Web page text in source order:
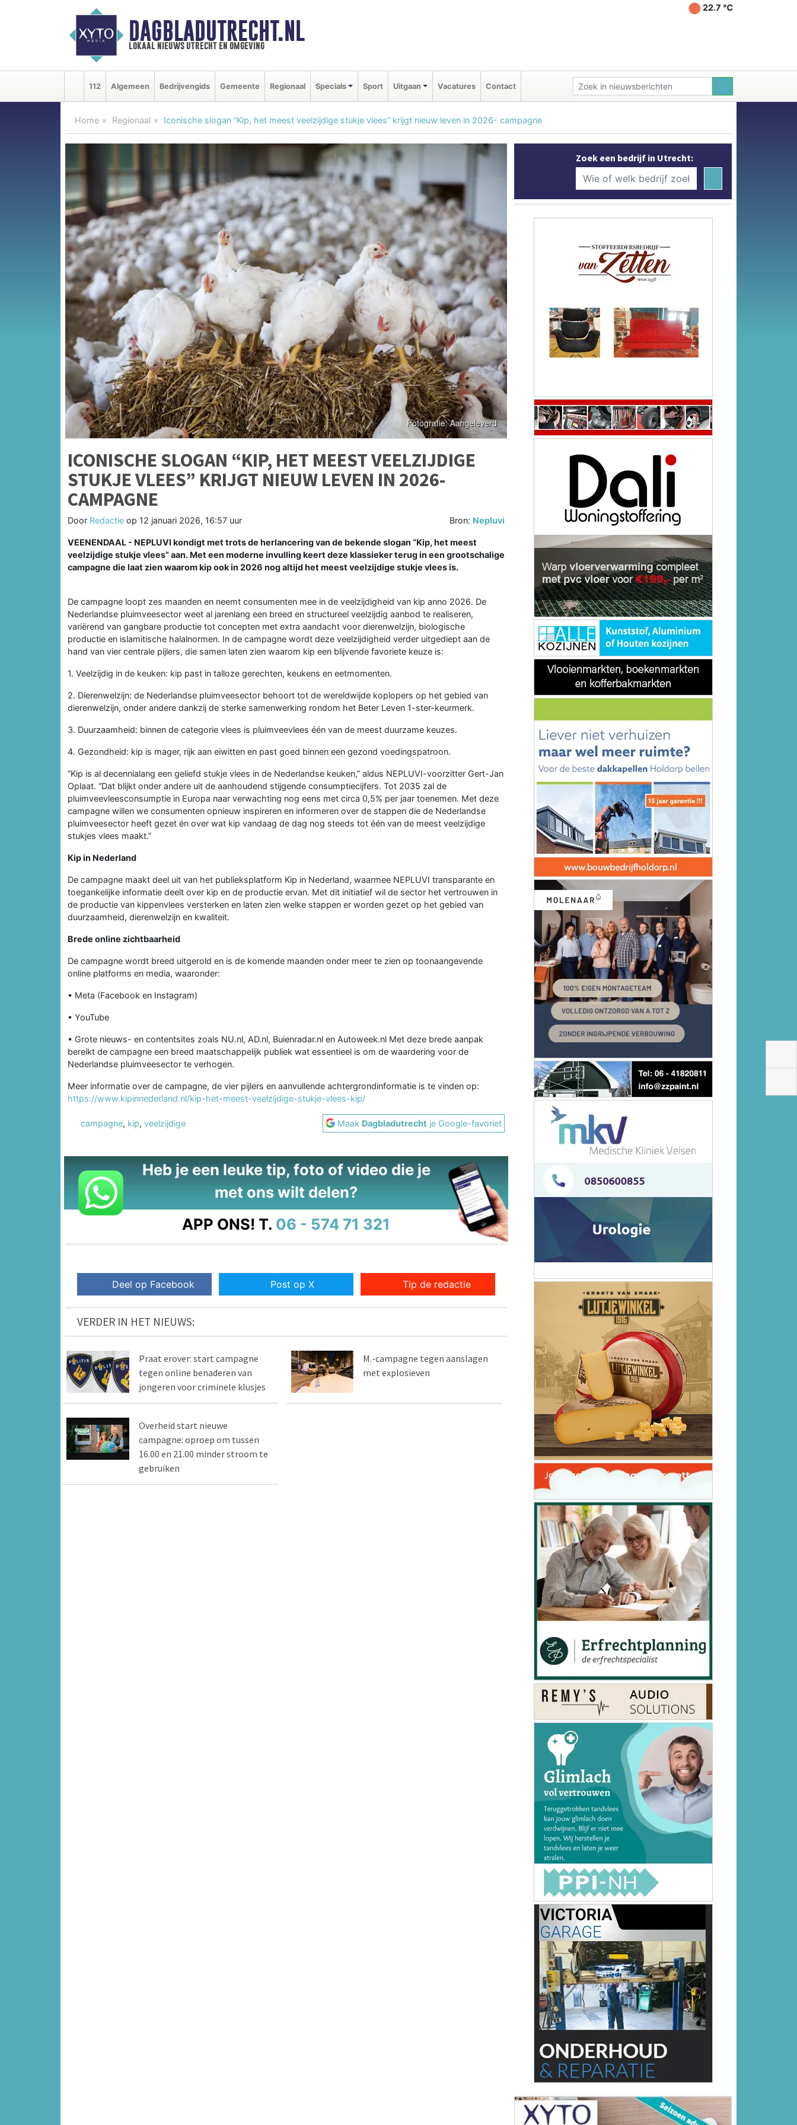
DAGBLADUTRECHT.NL
lokaal nieuws utrecht en omgeving
22.7 ℃
112 Algemeen Bedrijvengids Gemeente Regionaal Specials Sport Uitgaan Vacatures Contact
Home Regionaal Iconische slogan “Kip, het meest veelzijdige stukje vlees” krijgt nieuw leven in 2026- campagne
ICONISCHE SLOGAN “KIP, HET MEEST VEELZIJDIGE
STUKJE VLEES” KRIJGT NIEUW LEVEN IN 2026-
CAMPAGNE
Door Redactie op 12 januari 2026, 16:57 uur Bron: Nepluvi
VEENENDAAL - NEPLUVI kondigt met trots de herlancering van de bekende slogan “Kip, het meest
veelzijdige stukje vlees” aan. Met een moderne invulling keert deze klassieker terug in een grootschalige
campagne die laat zien waarom kip ook in 2026 nog altijd het meest veelzijdige stukje vlees is.
De campagne loopt zes maanden en neemt consumenten mee in de veelzijdigheid van kip anno 2026. De
Nederlandse pluimveesector weet al jarenlang een breed en structureel veelzijdig aanbod te realiseren,
variërend van gangbare productie tot concepten met extra aandacht voor dierenwelzijn, biologische
productie en islamitische halalnormen. In de campagne wordt deze veelzijdigheid verder uitgediept aan de
hand van vier centrale pijlers, die samen laten zien waarom kip een blijvende favoriete keuze is:
1. Veelzijdig in de keuken: kip past in talloze gerechten, keukens en eetmomenten.
2. Dierenwelzijn: de Nederlandse pluimveesector behoort tot de wereldwijde koplopers op het gebied van
dierenwelzijn, onder andere dankzij de sterke samenwerking rondom het Beter Leven 1-ster-keurmerk.
3. Duurzaamheid: binnen de categorie vlees is pluimveevlees één van de meest duurzame keuzes.
4. Gezondheid: kip is mager, rijk aan eiwitten en past goed binnen een gezond voedingspatroon.
“Kip is al decennialang een geliefd stukje vlees in de Nederlandse keuken,” aldus NEPLUVI-voorzitter Gert-Jan
Oplaat. “Dat blijkt onder andere uit de aanhoudend stijgende consumptiecijfers. Tot 2035 zal de
pluimveevleesconsumptie in Europa naar verwachting nog eens met circa 0,5% per jaar toenemen. Met deze
campagne willen we consumenten opnieuw inspireren en informeren over de stappen die de Nederlandse
pluimveesector heeft gezet én over wat kip vandaag de dag nog steeds tot één van de meest veelzijdige
stukjes vlees maakt.”
Kip in Nederland
De campagne maakt deel uit van het publieksplatform Kip in Nederland, waarmee NEPLUVI transparante en
toegankelijke informatie deelt over kip en de productie ervan. Met dit initiatief wil de sector het vertrouwen in
de productie van kippenvlees versterken en laten zien welke stappen er worden gezet op het gebied van
duurzaamheid, dierenwelzijn en kwaliteit.
Brede online zichtbaarheid
De campagne wordt breed uitgerold en is de komende maanden onder meer te zien op toonaangevende
online platforms en media, waaronder:
• Meta (Facebook en Instagram)
• YouTube
• Grote nieuws- en contentsites zoals NU.nl, AD.nl, Buienradar.nl en Autoweek.nl Met deze brede aanpak
bereikt de campagne een breed maatschappelijk publiek wat essentieel is om de waardering voor de
Nederlandse pluimveesector te verhogen.
Meer informatie over de campagne, de vier pijlers en aanvullende achtergrondinformatie is te vinden op:
https://www.kipinnederland.nl/kip-het-meest-veelzijdige-stukje-vlees-kip/
campagne, kip, veelzijdige Maak Dagbladutrecht je Google-favoriet
Heb je een leuke tip, foto of video die je
met ons wilt delen?
APP ONS! T. 06 - 574 71 321
Deel op Facebook Post op X Tip de redactie
VERDER IN HET NIEUWS:
Praat erover: start campagne
tegen online benaderen van
jongeren voor criminele klusjes
M.-campagne tegen aanslagen
met explosieven
Overheid start nieuwe
campagne: oproep om tussen
16.00 en 21.00 minder stroom te
gebruiken
Zoek een bedrijf in Utrecht: